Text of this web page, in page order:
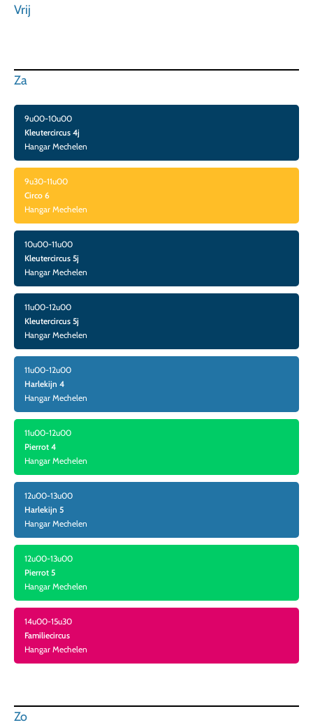
Vrij
Za
9u00-10u00
Kleutercircus 4j
Hangar Mechelen
9u30-11u00
Circo 6
Hangar Mechelen
10u00-11u00
Kleutercircus 5j
Hangar Mechelen
11u00-12u00
Kleutercircus 5j
Hangar Mechelen
11u00-12u00
Harlekijn 4
Hangar Mechelen
11u00-12u00
Pierrot 4
Hangar Mechelen
12u00-13u00
Harlekijn 5
Hangar Mechelen
12u00-13u00
Pierrot 5
Hangar Mechelen
14u00-15u30
Familiecircus
Hangar Mechelen
Zo